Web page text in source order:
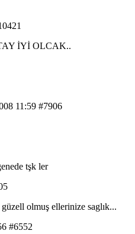
İYİ OLCAK..
11:59 #7906
tşk ler
olmuş ellerinize saglık...
#6552